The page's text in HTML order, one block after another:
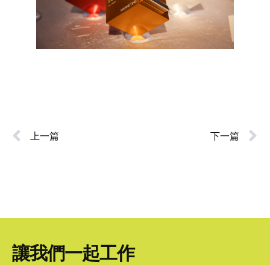
上一篇 下一篇
讓我們一起工作